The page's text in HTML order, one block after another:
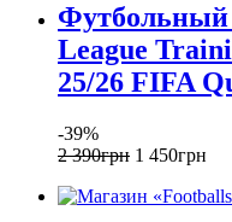
Футбольный
League
25/26 FIFA
-39%
2 390грн 1 450грн